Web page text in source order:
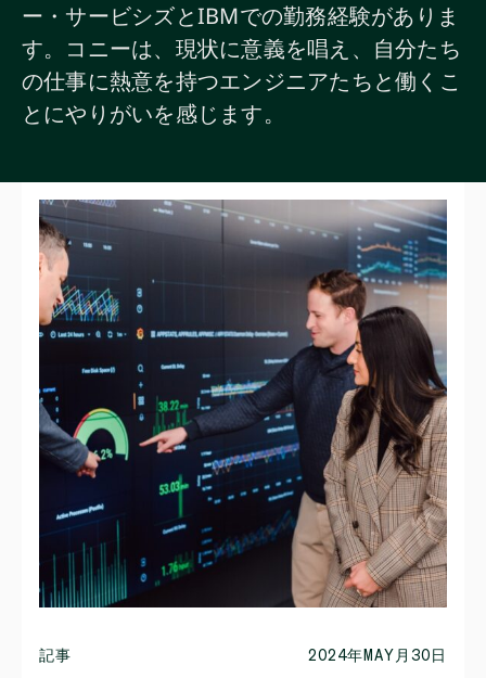
ー・サービシズとIBMでの勤務経験がありま
す。コニーは、現状に意義を唱え、自分たち
の仕事に熱意を持つエンジニアたちと働くこ
とにやりがいを感じます。
記事 2024年MAY月30日